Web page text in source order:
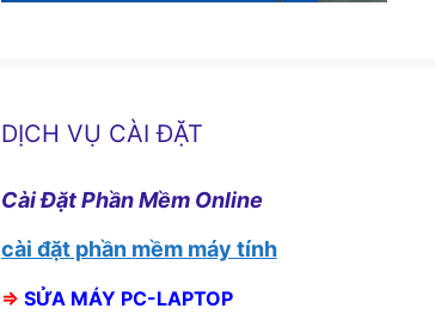
DỊCH VỤ CÀI ĐẶT
Cài Đặt Phần Mềm Online
cài đặt phần mềm máy tính
⇒ SỬA MÁY PC-LAPTOP